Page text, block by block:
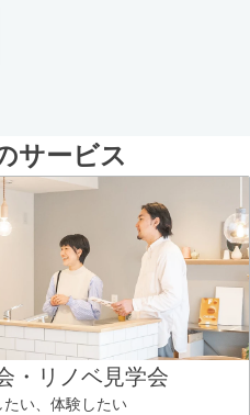
サービス
・リノベ見学会
い、体験したい